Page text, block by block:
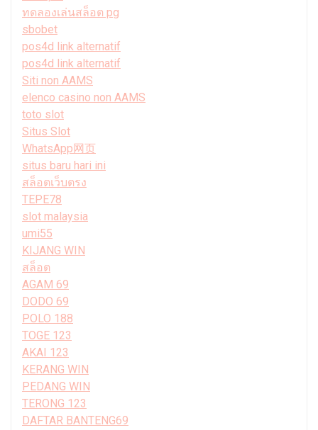
ทดลองเล่นสล็อต pg
sbobet
pos4d link alternatif
pos4d link alternatif
Siti non AAMS
elenco casino non AAMS
toto slot
Situs Slot
WhatsApp网页
situs baru hari ini
สล็อตเว็บตรง
TEPE78
slot malaysia
umi55
KIJANG WIN
สล็อต
AGAM 69
DODO 69
POLO 188
TOGE 123
AKAI 123
KERANG WIN
PEDANG WIN
TERONG 123
DAFTAR BANTENG69